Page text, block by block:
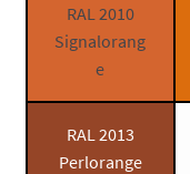
RAL 2010
Signalorang
e
RAL 2013
Perlorange